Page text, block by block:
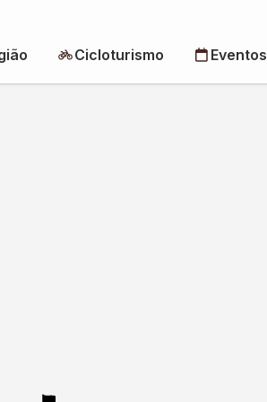
Cicloturismo Eventos